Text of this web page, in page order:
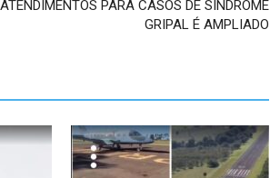
ATENDIMENTOS PARA CASOS DE SÍNDROME
GRIPAL É AMPLIADO